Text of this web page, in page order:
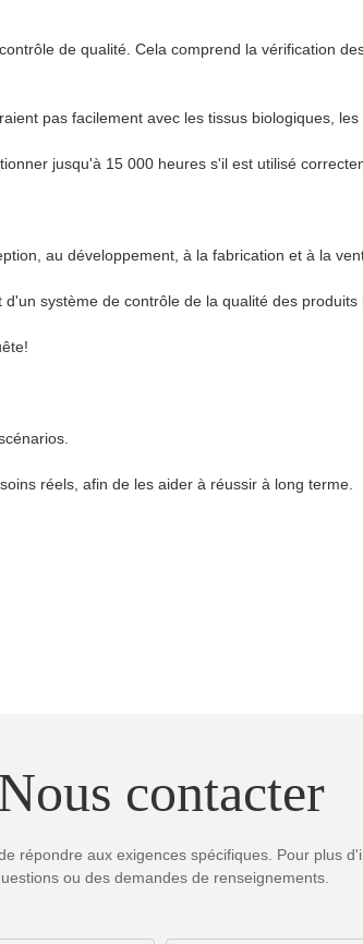
de qualité. Cela comprend la vérification
pas facilement avec les tissus biologiques,
jusqu'à 15 000 heures s'il est utilisé
au développement, à la fabrication et à la
système de contrôle de la qualité des produits
réels, afin de les aider à réussir à long terme.
contacter
répondre aux exigences spécifiques. Pour plus
ou des demandes de renseignements.